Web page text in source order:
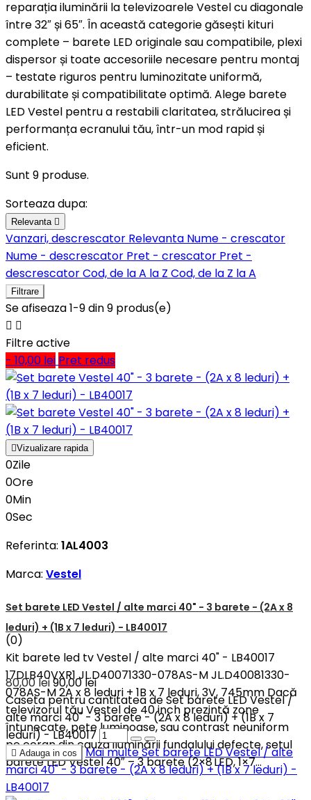
reparația iluminării la televizoarele Vestel cu diagonale
între 32″ și 65″. În această categorie găsești kituri
complete – barete LED originale sau compatibile, plexi
dispersor și toate accesoriile necesare pentru montaj
– testate riguros pentru luminozitate uniformă,
durabilitate și compatibilitate optimă. Alege barete
LED Vestel pentru a restabili claritatea, strălucirea și
performanța ecranului tău, într-un mod rapid și
eficient.
Sunt 9 produse.
Sorteaza dupa:
Relevanta 
Vanzari, descrescator Relevanta Nume - crescator
Nume - descrescator Pret - crescator Pret -
descrescatorCod, de la A la Z Cod, de la Z la A
Filtrare
Se afiseaza 1-9 din 9 produs(e)
 
Filtre active
- 10,00 lei Pret redus
Vizualizare rapida
0Zile
0Ore
0Min
0Sec
Referinta: 1AL4003
Marca: Vestel
Set barete LED Vestel / alte marci 40" - 3 barete - (2A x 8
leduri) + (1B x 7 leduri) - LB40017
(0)
Kit barete led tv Vestel / alte marci 40" - LB40017
17DLB40VXR1 JL.D40071330-078AS-M JL.D40081330-
078AS-M 2A x 8 leduri + 1B x 7 leduri, 3V, 745mm Dacă
televizorul tău Vestel de 40 inch prezintă zone
întunecate, pete luminoase, sau contrast neuniform
pe ecran din cauza iluminării fundalului defecte, setul
barete LED Vestel 40″ – 3 barete (2×8 LED, 1×7...
80,00 lei90,00 lei
Caseta pentru cantitatea de Set barete LED Vestel /
alte marci 40" - 3 barete - (2A x 8 leduri) + (1B x 7
leduri) - LB40017
 Adauga in cos Mai multeSet barete LED Vestel / alte
marci 40" - 3 barete - (2A x 8 leduri) + (1B x 7 leduri) -
LB40017